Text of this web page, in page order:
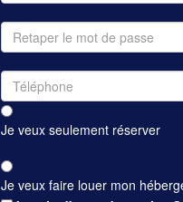
Je veux seulement réserver
Je veux faire louer mon